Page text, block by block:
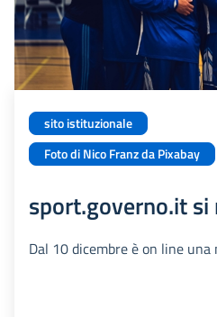
sito istituzionale
Foto di Nico Franz da Pixabay
sport.governo.it si
Dal 10 dicembre è on line